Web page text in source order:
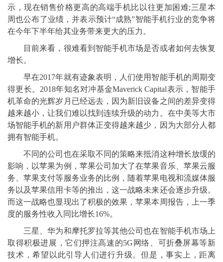
示，现在销售价格更高的高端手机比以往更加困难;三星本
周也公布了业绩，并表示预计“成熟”智能手机行业的竞争将
在今年下半年给其业务带来更大的压力。
目前来看，很难看到智能手机市场是否或者如何去恢复
增长。
早在2017年就有迹象表明，人们使用智能手机的周期变
得更长。2018年知名对冲基金Maverick Capital表示，智能手
机革命的光辉岁月已经远去，因为新旧设备之间的差异变得
越来越小，让我们难以找到连续升级的动力。在中美等大市
场智能手机的新用户群体正变得越来越少，因为大部分人都
拥有智能手机。
不同的公司也在采取不同的策略来抵消这种增长放缓的
影响，以苹果为例，苹果公司加大了在苹果音乐、苹果云服
务、苹果支付等服务业务的比例，随着苹果电视和流媒体服
务以及苹果信用卡等的推出，这一战略未来还会逐步升级。
而这一战略也显现出了积极的效果，苹果本周报告，上一季
度的服务性收入同比增长16%。
三星、华为和摩托罗拉等其他公司也在智能手机市场上
取得积极进展，它们押注高速的5G网络、可折叠屏幕等新
技术，希望以此引导人们进行升级。但是，事实上，距离